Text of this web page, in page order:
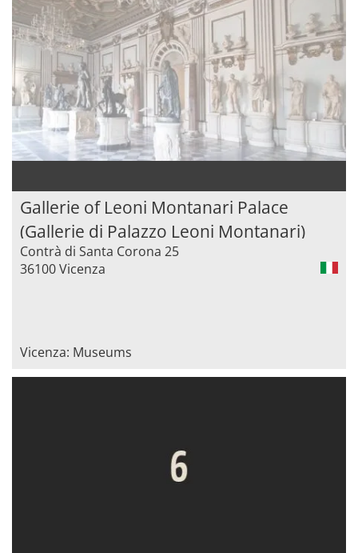
Gallerie of Leoni Montanari Palace
(Gallerie di Palazzo Leoni Montanari)
Contrà di Santa Corona 25
36100 Vicenza
Vicenza: Museums